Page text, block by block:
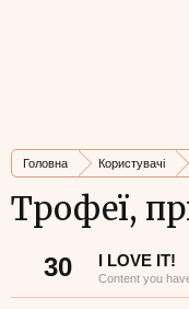
Головна Користувачі
Трофеї,
30 I LOVE IT!
Content you